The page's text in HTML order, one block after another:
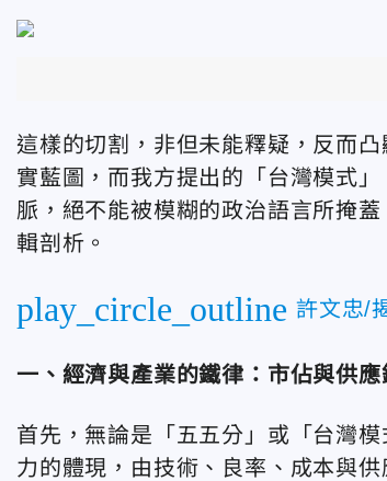
這樣的切割，非但未能釋疑，反而
實藍圖，而我方提出的「台灣模式
脈，絕不能被模糊的政治語言所掩
輯剖析。
play_circle_outline 許文忠/
一、經濟與產業的鐵律：市佔與供
首先，無論是「五五分」或「台灣
力的體現，由技術、良率、成本與